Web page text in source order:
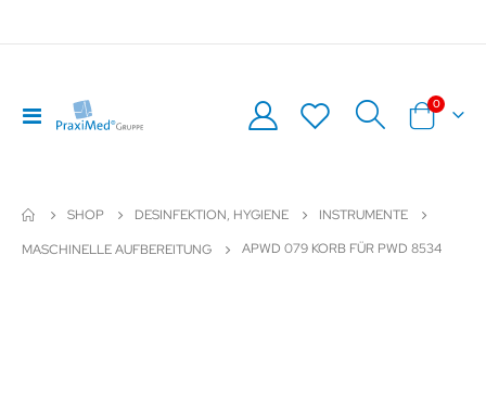
Navigation
umschalten
Warenkorb
0Artikel
SHOP DESINFEKTION, HYGIENE
INSTRUMENTE
MASCHINELLE AUFBEREITUNG
APWD 079 KORB FÜR PWD 8534